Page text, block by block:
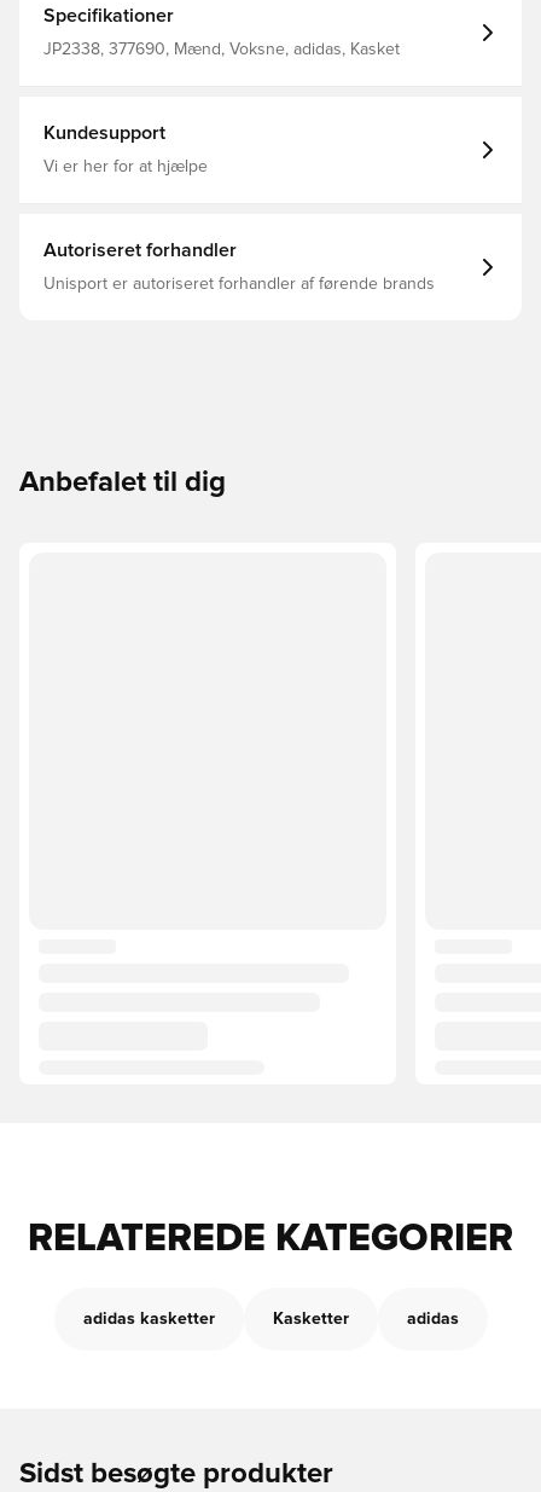
CLIMACOOL leder sveden væk for at holde dig afkølet,
tør og fri for forstyrrelser. CLIMACOOL hjælper dig med at
håndtere sved med materialer, der håndterer sveden
lukning bagpå Laserskårne perforeringer
Specifikationer
JP2338, 377690, Mænd, Voksne, adidas, Kasket
Kundesupport
Vi er her for at hjælpe
Autoriseret forhandler
Unisport er autoriseret forhandler af førende brands
Anbefalet til dig
RELATEREDE KATEGORIER
adidas kasketter Kasketter adidas
Sidst besøgte produkter